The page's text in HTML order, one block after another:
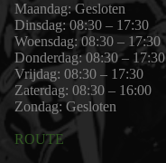
Maandag: Gesloten
Dinsdag: 08:30 – 17:30
Woensdag: 08:30 – 17:30
Donderdag: 08:30 – 17:30
Vrijdag: 08:30 – 17:30
Zaterdag: 08:30 – 16:00
Zondag: Gesloten
ROUTE